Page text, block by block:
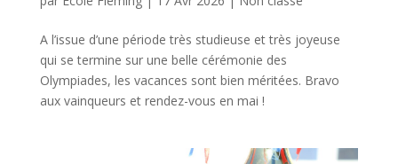
A l’issue d’une période très studieuse et très joyeuse
qui se termine sur une belle cérémonie des
Olympiades, les vacances sont bien méritées. Bravo
aux vainqueurs et rendez-vous en mai !